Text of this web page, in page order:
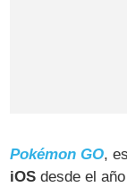
Pokémon GO,
iOS desde el